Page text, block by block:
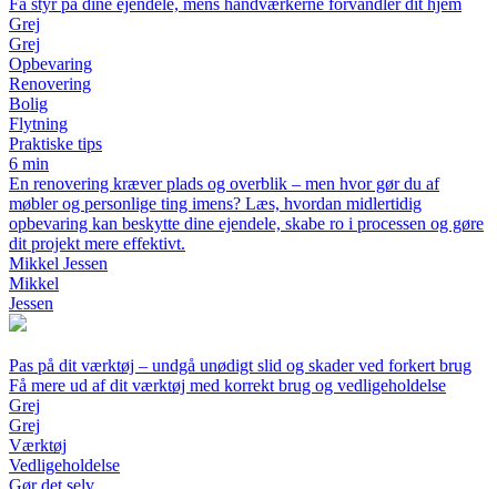
Få styr på dine ejendele, mens håndværkerne forvandler dit hjem
Grej
Grej
Opbevaring
Renovering
Bolig
Flytning
Praktiske tips
6 min
En renovering kræver plads og overblik – men hvor gør du af
møbler og personlige ting imens? Læs, hvordan midlertidig
opbevaring kan beskytte dine ejendele, skabe ro i processen og gøre
dit projekt mere effektivt.
Mikkel Jessen
Mikkel
Jessen
Pas på dit værktøj – undgå unødigt slid og skader ved forkert brug
Få mere ud af dit værktøj med korrekt brug og vedligeholdelse
Grej
Grej
Værktøj
Vedligeholdelse